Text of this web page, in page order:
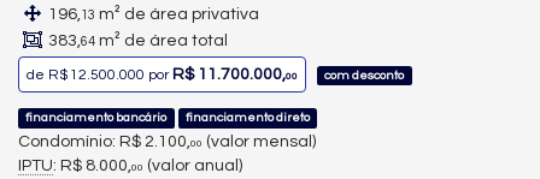
196,13 m² de área privativa
383,64 m² de área total
de R$ 12.500.000 porR$ 11.700.000,00 com desconto
financiamento bancário financiamento direto
Condomínio: R$ 2.100, 00 (valor mensal)
IPTU: R$ 8.000, 00 (valor anual)